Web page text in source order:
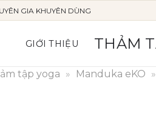
GIA KHUYÊN DÙNG
GIỚI THIỆU THẢM
tập yoga » Manduka eKO »